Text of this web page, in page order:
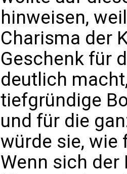
hinweisen,
Charisma der
Geschenk für
deutlich
tiefgründige
und für die
würde sie, wie
Wenn sich der